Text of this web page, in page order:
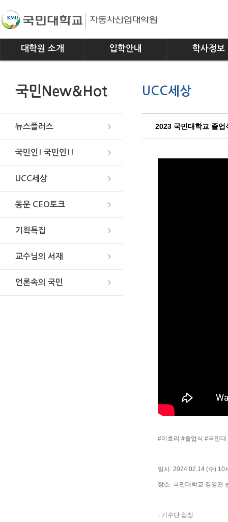
대학원 소개
연혁
입학안내 학사정보
교과과정
국민New&Hot
뉴스플러스
국민인! 국민인!!
UCC세상
동문 CEO토크
기획특집
교수님의 서재
언론속의 국민
UCC세상
2023 국민대학교 졸
#이효리 #졸업식 #국민대
일시: 2024.02.14 (수) 10
장소: 국민대학교 경영관
- 기수단 입장